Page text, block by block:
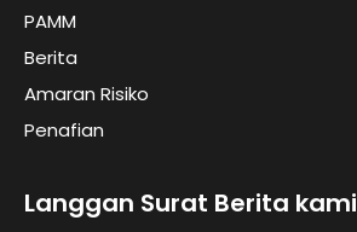
PAMM
Berita
Amaran Risiko
Penafian
Langgan Surat Berita kami